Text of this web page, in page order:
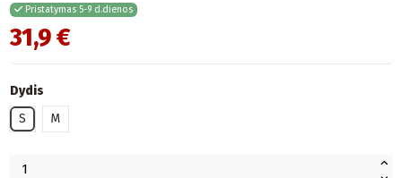
Pristatymas 5-9 d.dienos
31,9 €
Dydis
S
M